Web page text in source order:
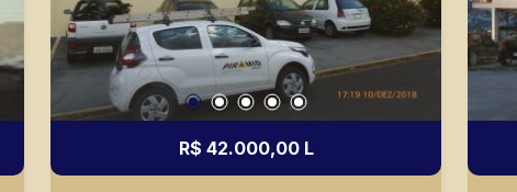
R$ 42.000,00 L